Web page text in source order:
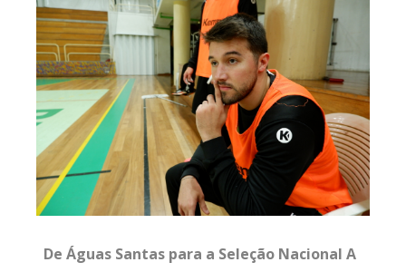
De Águas Santas para a Seleção Nacional A